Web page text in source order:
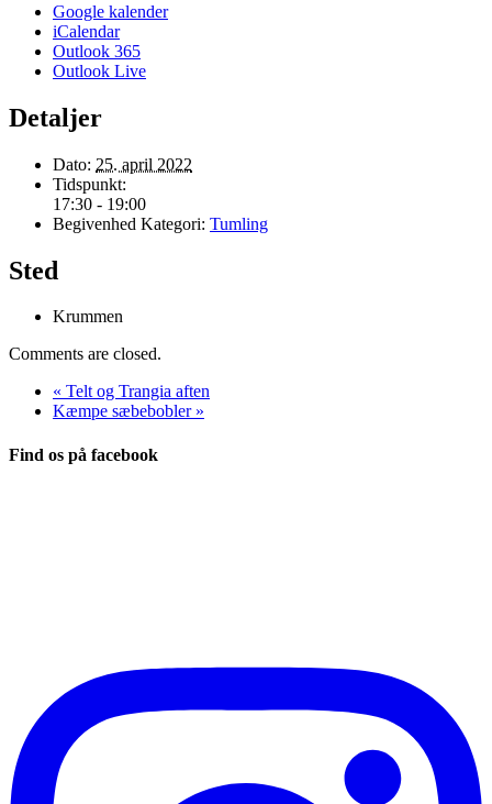
Google kalender
iCalendar
Outlook 365
Outlook Live
Detaljer
Dato: 25. april 2022
Tidspunkt:
17:30 - 19:00
Begivenhed Kategori: Tumling
Sted
Krummen
Comments are closed.
« Telt og Trangia aften
Kæmpe sæbebobler »
Find os på facebook